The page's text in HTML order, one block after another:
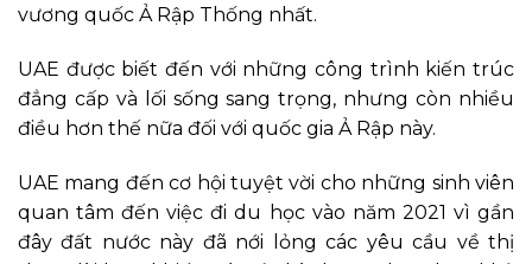
vương quốc Ả Rập Thống nhất.
UAE được biết đến với những công trình kiến ​​trúc
đẳng cấp và lối sống sang trọng, nhưng còn nhiều
điều hơn thế nữa đối với quốc gia Ả Rập này.
UAE mang đến cơ hội tuyệt vời cho những sinh viên
quan tâm đến việc đi du học vào năm 2021 vì gần
đây đất nước này đã nới lỏng các yêu cầu về thị